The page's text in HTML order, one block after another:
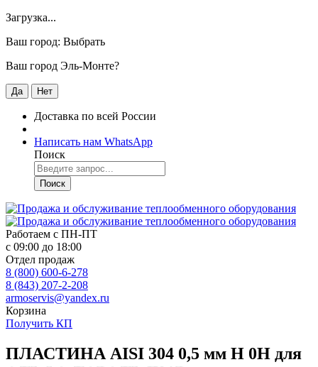
Загрузка...
Ваш город: Выбрать
Ваш город Эль-Монте?
Да Нет
Доставка по всей России
Написать нам WhatsApp
Поиск
Поиск
Работаем с ПН-ПТ
с 09:00 до 18:00
Отдел продаж
8 (800) 600-6-278
8 (843) 207-2-208
armoservis@yandex.ru
Корзина
Получить КП
ПЛАСТИНА AISI 304 0,5 мм H 0H для